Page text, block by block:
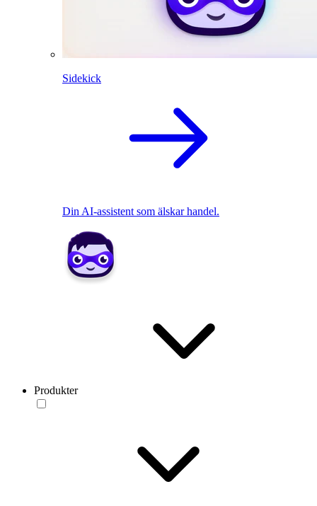
Sidekick
Din AI-assistent som älskar handel.
Produkter